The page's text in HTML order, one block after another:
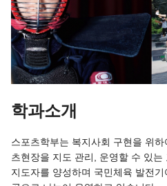
학과소개
스포츠학부는 복지사회 구현을 위
츠현장을 지도 관리, 운영할 수 있
지도자를 양성하며 국민체육 발전